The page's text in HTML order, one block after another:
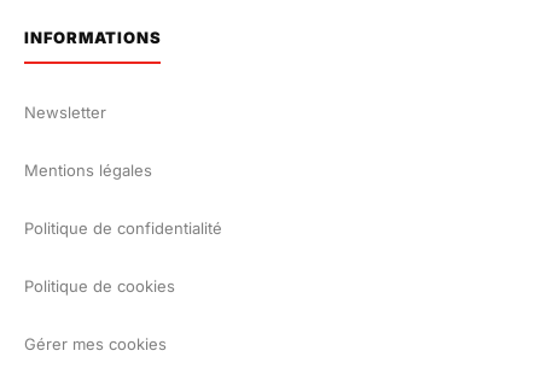
INFORMATIONS
Newsletter
Mentions légales
Politique de confidentialité
Politique de cookies
Gérer mes cookies